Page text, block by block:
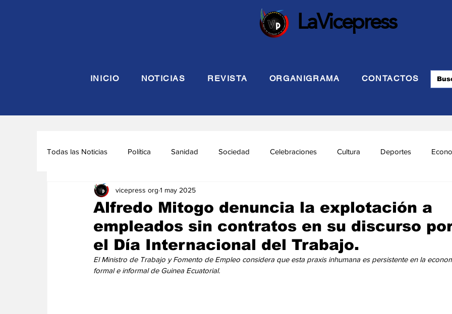
LaVicepress
INICIO NOTICIAS REVISTA ORGANIGRAMA CONTACTOS
Todas las Noticias Política Sanidad Sociedad Celebraciones Cultura Deportes
Seguridad y Defensa Turismo
Asuntos Sociales Telecomunicación Cumbres Tecnología Agricultura Religión
Alfredo Mitogo denuncia la explotación a
empleados sin contratos en su discurso
el Día Internacional del Trabajo.
vicepress org 1 may 2025
El Ministro de Trabajo y Fomento de Empleo considera que esta praxis inhumana es persistente en la
formal e informal de Guinea Ecuatorial.